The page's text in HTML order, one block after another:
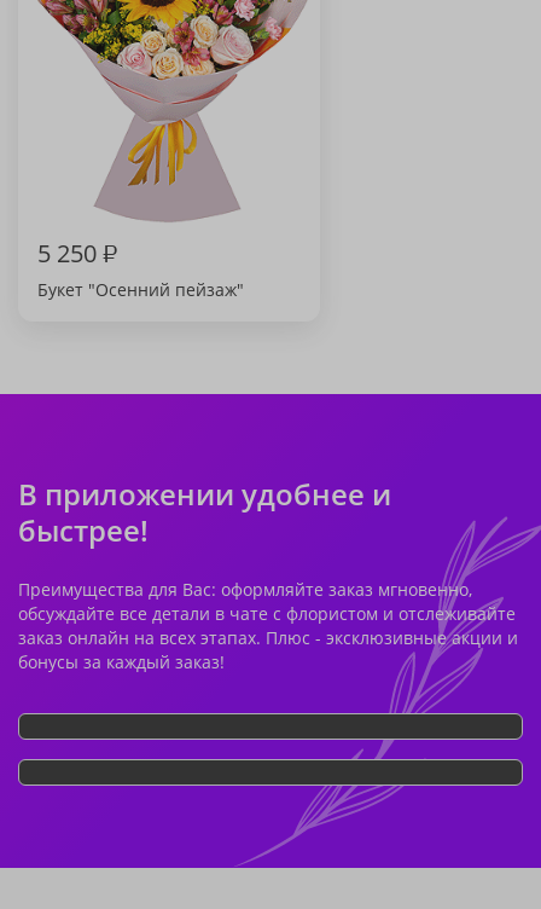
5 250₽
Букет "Осенний пейзаж"
В приложении удобнее и
быстрее!
Преимущества для Вас: оформляйте заказ мгновенно,
обсуждайте все детали в чате с флористом и отслеживайте
заказ онлайн на всех этапах. Плюс - эксклюзивные акции и
бонусы за каждый заказ!